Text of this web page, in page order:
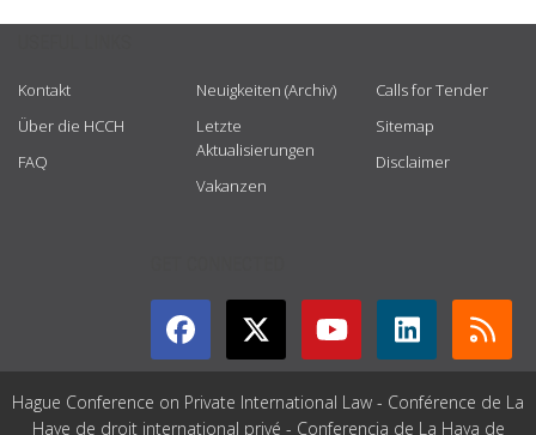
Kontakt
Über die HCCH
FAQ
Neuigkeiten (Archiv)
Letzte
Aktualisierungen
Vakanzen
Calls for Tender
Sitemap
Disclaimer
Hague Conference on Private International Law - Conférence de La
Haye de droit international privé - Conferencia de La Haya de